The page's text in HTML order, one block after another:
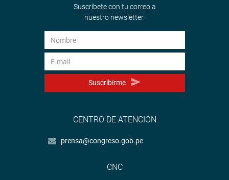
Suscríbete con tu correo a
nuestro newsletter.
Suscribirme
CENTRO DE ATENCIÓN
prensa@congreso.gob.pe
CNC